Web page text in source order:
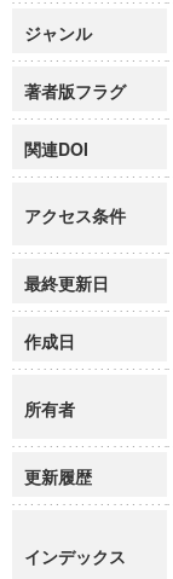
ジャンル
著者版フラグ
関連DOI
アクセス条件
最終更新日
作成日
所有者
更新履歴
インデックス